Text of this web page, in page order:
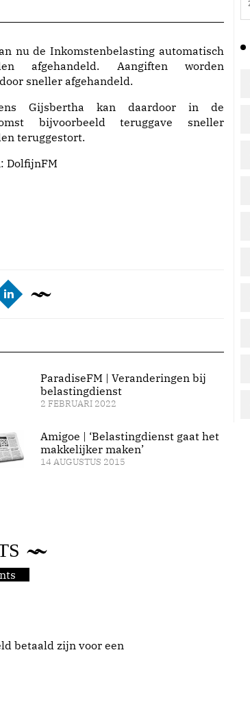
nu de Inkomstenbelasting automatisch
afgehandeld. Aangiften worden
sneller afgehandeld.
Gijsbertha kan daardoor in de
bijvoorbeeld teruggave sneller
teruggestort.
DolfijnFM
ParadiseFM | Veranderingen bij
belastingdienst
2 FEBRUARI 2022
Amigoe | ‘Belastingdienst gaat het
makkelijker maken’
14 AUGUSTUS 2015
betaald zijn voor een